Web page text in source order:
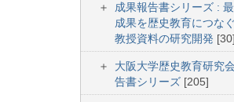
成果報告書シリーズ :
成果を歴史教育につな
教授資料の研究開発 [30]
大阪大学歴史教育研究
告書シリーズ [205]